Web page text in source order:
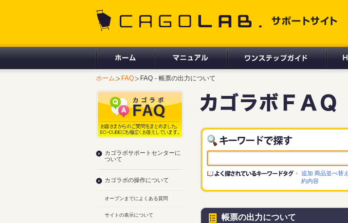
ホーム FAQ FAQ - 帳票の出力について
追加 商品並べ替え
約内容
帳票の出力について
カゴラボサポートセンターに
ついて
カゴラボの操作について
オープンまでによくある質問
サイトの表示について